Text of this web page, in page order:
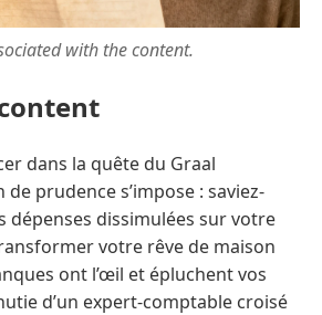
with the content.
dans la quête du Graal
prudence s’impose : saviez-
dépenses dissimulées sur votre
votre rêve de maison
ont l’œil et épluchent vos
d’un expert-comptable croisé